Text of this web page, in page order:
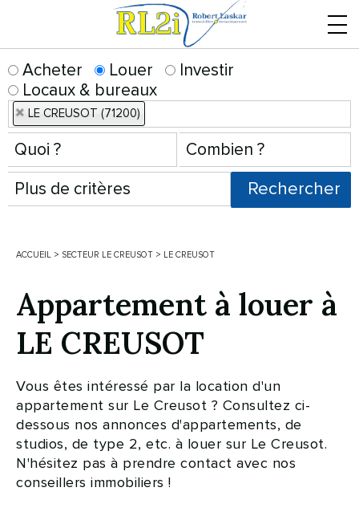
Acheter Louer
Investir
Locaux & bureaux
LE CREUSOT (71200)
ACCUEIL > SECTEUR LE CREUSOT > LE CREUSOT
Appartement à louer à
LE CREUSOT
Vous êtes intéressé par la location d'un
appartement sur Le Creusot ? Consultez ci-
dessous nos annonces d'appartements, de
studios, de type 2, etc. à louer sur Le Creusot.
N'hésitez pas à prendre contact avec nos
conseillers immobiliers !